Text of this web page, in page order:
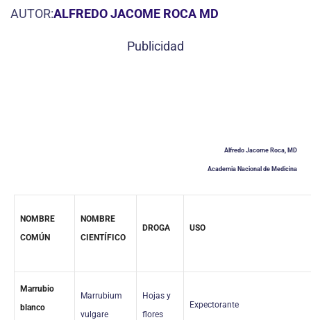
AUTOR:ALFREDO JACOME ROCA MD
Publicidad
Alfredo Jacome Roca, MD
Academia Nacional de Medicina
NOMBRE
COMÚN
NOMBRE
CIENTÍFICO
DROGA USO
Marrubio
blanco
Marrubium
vulgare
Hojas y
flores
Expectorante